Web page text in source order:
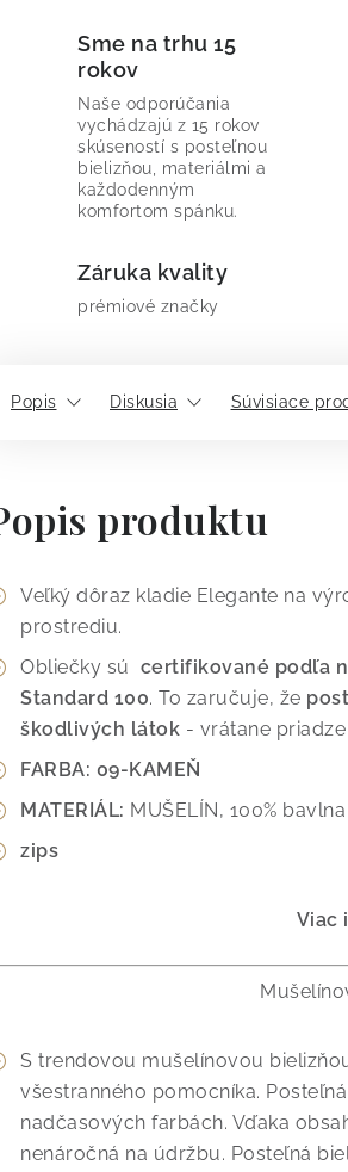
Sme na trhu 15
rokov
Naše odporúčania
vychádzajú z 15 rokov
skúseností s posteľnou
bielizňou, materiálmi a
každodenným
komfortom spánku.
Záruka kvality
prémiové značky
Popis Diskusia Súvisiace
produktu
Veľký dôraz kladie Elegante na
prostrediu.
Obliečky sú certifikované podľa
Standard 100. To zaručuje, že
škodlivých látok - vrátane
FARBA: 09-KAMEŇ
MATERIÁL: MUŠELÍN, 100% bavlna
zips
Viac
S trendovou mušelínovou
všestranného pomocníka.
nadčasových farbách. Vďaka
nenáročná na údržbu. Posteľná